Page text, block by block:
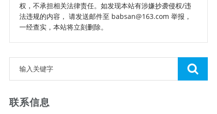
权，不承担相关法律责任。如发现本站有涉嫌抄袭侵权/违
法违规的内容， 请发送邮件至 babsan@163.com 举报，
一经查实，本站将立刻删除。
联系信息